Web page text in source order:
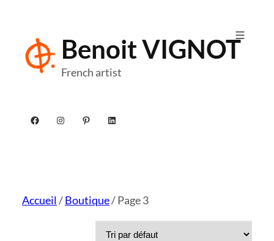
contenu
Benoit VIGNOT
French artist
Facebook
Instagram
Pinterest
LinkedIn
Accueil/Boutique/ Page 3